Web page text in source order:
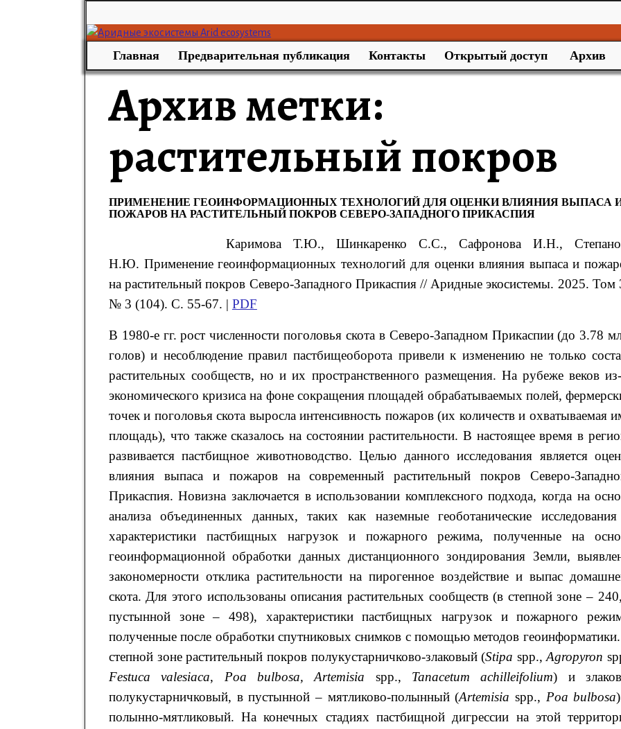
Главная Предварительная публикация Контакты Открытый доступ Архив
Архив метки:
растительный покров
ПРИМЕНЕНИЕ ГЕОИНФОРМАЦИОННЫХ ТЕХНОЛОГИЙ ДЛЯ ОЦЕНКИ ВЛИЯНИЯ ВЫПАСА
ПОЖАРОВ НА РАСТИТЕЛЬНЫЙ ПОКРОВ СЕВЕРО-ЗАПАДНОГО ПРИКАСПИЯ
Каримова Т.Ю., Шинкаренко С.С., Сафронова И.Н.,
Н.Ю. Применение геоинформационных технологий для оценки влияния выпаса и
на растительный покров Северо-Западного Прикаспия // Аридные экосистемы. 2025. Том
№ 3 (104). С. 55-67. | PDF
В 1980-е гг. рост численности поголовья скота в Северо-Западном Прикаспии (до 3.78
голов) и несоблюдение правил пастбищеоборота привели к изменению не только
растительных сообществ, но и их пространственного размещения. На рубеже веков
экономического кризиса на фоне сокращения площадей обрабатываемых полей,
точек и поголовья скота выросла интенсивность пожаров (их количеств и охватываемая
площадь), что также сказалось на состоянии растительности. В настоящее время в
развивается пастбищное животноводство. Целью данного исследования является
влияния выпаса и пожаров на современный растительный покров Северо-
Прикаспия. Новизна заключается в использовании комплексного подхода, когда на
анализа объединенных данных, таких как наземные геоботанические
характеристики пастбищных нагрузок и пожарного режима, полученные на
геоинформационной обработки данных дистанционного зондирования Земли,
закономерности отклика растительности на пирогенное воздействие и выпас
скота. Для этого использованы описания растительных сообществ (в степной зоне –
пустынной зоне – 498), характеристики пастбищных нагрузок и пожарного
полученные после обработки спутниковых снимков с помощью методов
степной зоне растительный покров полукустарничково-злаковый (Stipa sрр.,Agropyron
Festuca valesiaca, Poa bulbosa, Artemisia spp., Tanacetum achilleifolium) и
полукустарничковый, в пустынной – мятликово-полынный (Artemisiaspp., Poa bulbosa
полынно-мятликовый. На конечных стадиях пастбищной дигрессии на этой